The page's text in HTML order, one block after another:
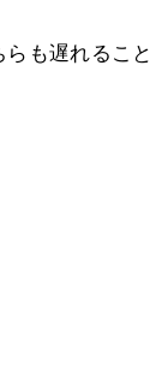
も遅れること